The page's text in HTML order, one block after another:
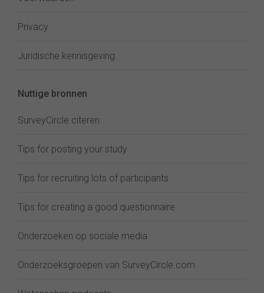
Privacy
Juridische kennisgeving
Nuttige bronnen
SurveyCircle citeren
Tips for posting your study
Tips for recruiting lots of participants
Tips for creating a good questionnaire
Onderzoeken op sociale media
Onderzoeksgroepen van SurveyCircle.com